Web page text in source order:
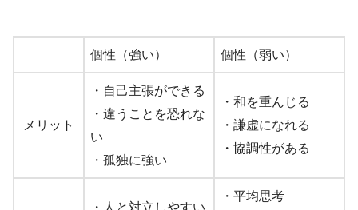
個性（強い） 個性（弱い）
メリット
・自己主張ができる
・違うことを恐れな
い
・孤独に強い
・和を重んじる
・謙虚になれる
・協調性がある
・人と対立しやすい
・平均思考